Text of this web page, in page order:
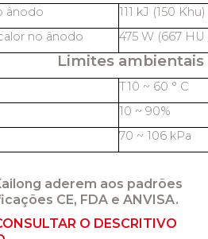
ânodo
111 kJ (150 Khu)
no ânodo
475 W (667 HU
Limites ambientais
T10 ~ 60 ° C
10 ~ 90%
70 ~ 106 kPa
aderem aos padrões
CE, FDA e ANVISA.
O DESCRITIVO